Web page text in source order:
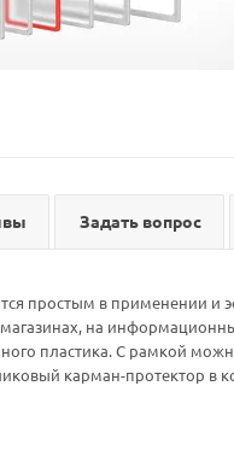
Задать вопрос
простым в применении
на
пластика. С рамкой
карман-протектор в